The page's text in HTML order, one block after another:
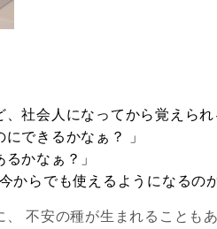
社会人になってから覚えられ
できるかなぁ？ 」
かなぁ？」
からでも使えるようになるの
不安の種が生まれることもあ